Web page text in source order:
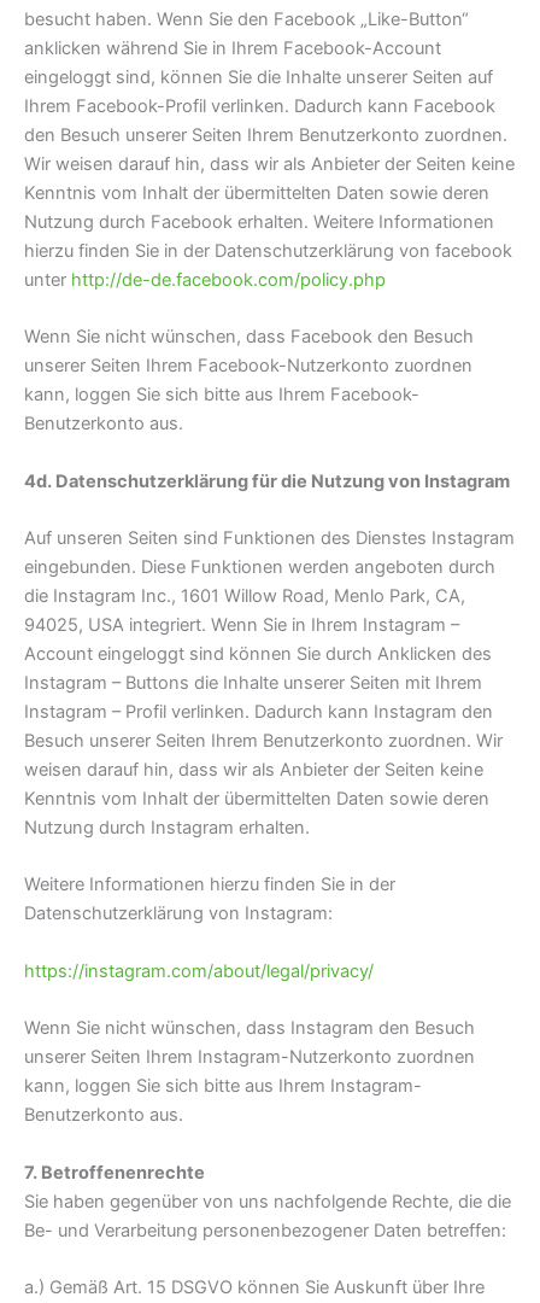
besucht haben. Wenn Sie den Facebook „Like-Button“
anklicken während Sie in Ihrem Facebook-Account
eingeloggt sind, können Sie die Inhalte unserer Seiten auf
Ihrem Facebook-Profil verlinken. Dadurch kann Facebook
den Besuch unserer Seiten Ihrem Benutzerkonto zuordnen.
Wir weisen darauf hin, dass wir als Anbieter der Seiten keine
Kenntnis vom Inhalt der übermittelten Daten sowie deren
Nutzung durch Facebook erhalten. Weitere Informationen
hierzu finden Sie in der Datenschutzerklärung von facebook
unter http://de-de.facebook.com/policy.php
Wenn Sie nicht wünschen, dass Facebook den Besuch
unserer Seiten Ihrem Facebook-Nutzerkonto zuordnen
kann, loggen Sie sich bitte aus Ihrem Facebook-
Benutzerkonto aus.
4d. Datenschutzerklärung für die Nutzung von Instagram
Auf unseren Seiten sind Funktionen des Dienstes Instagram
eingebunden. Diese Funktionen werden angeboten durch
die Instagram Inc., 1601 Willow Road, Menlo Park, CA,
94025, USA integriert. Wenn Sie in Ihrem Instagram –
Account eingeloggt sind können Sie durch Anklicken des
Instagram – Buttons die Inhalte unserer Seiten mit Ihrem
Instagram – Profil verlinken. Dadurch kann Instagram den
Besuch unserer Seiten Ihrem Benutzerkonto zuordnen. Wir
weisen darauf hin, dass wir als Anbieter der Seiten keine
Kenntnis vom Inhalt der übermittelten Daten sowie deren
Nutzung durch Instagram erhalten.
Weitere Informationen hierzu finden Sie in der
Datenschutzerklärung von Instagram:
https://instagram.com/about/legal/privacy/
Wenn Sie nicht wünschen, dass Instagram den Besuch
unserer Seiten Ihrem Instagram-Nutzerkonto zuordnen
kann, loggen Sie sich bitte aus Ihrem Instagram-
Benutzerkonto aus.
7. Betroffenenrechte
Sie haben gegenüber von uns nachfolgende Rechte, die die
Be- und Verarbeitung personenbezogener Daten betreffen:
a.) Gemäß Art. 15 DSGVO können Sie Auskunft über Ihre